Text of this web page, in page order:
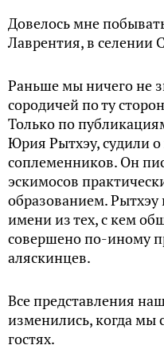
Довелось мне
Лаврентия, в селении
Раньше мы ничего не
сородичей по ту
Только по
Юрия Рытхэу, судили
соплеменников. Он
эскимосов
образованием. Рытхэу
имени из тех, с кем
совершено по-иному
аляскинцев.
Все представления
изменились, когда мы
гостях.